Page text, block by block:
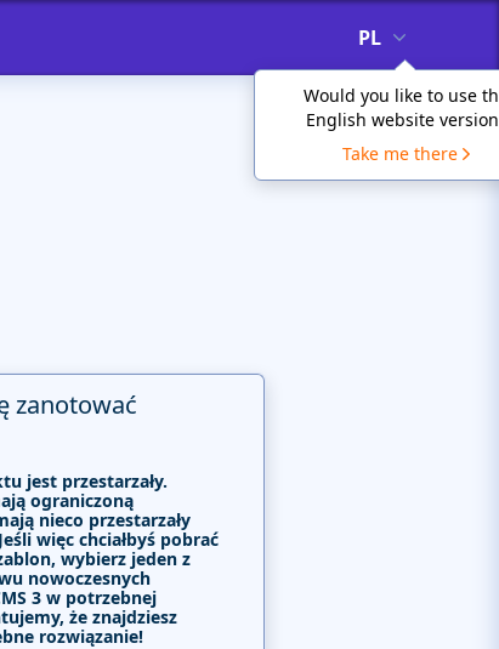
PL
Would you like to use
English website
Take me there
zanotować
jest przestarzały.
ograniczoną
nieco przestarzały
więc chciałbyś pobrać
wybierz jeden z
nowoczesnych
3 w potrzebnej
że znajdziesz
rozwiązanie!